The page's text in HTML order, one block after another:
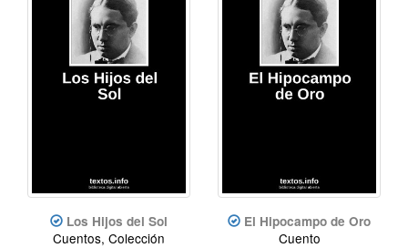
Los Hijos del Sol
Cuentos, Colección
El Hipocampo de Oro
Cuento